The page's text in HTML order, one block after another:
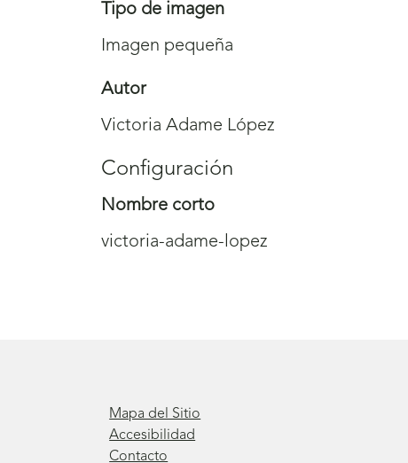
Tipo de imagen
Imagen pequeña
Autor
Victoria Adame López
Configuración
Nombre corto
victoria-adame-lopez
Mapa del Sitio
Accesibilidad
Contacto